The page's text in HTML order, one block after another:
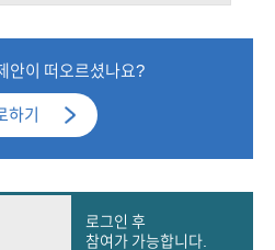
안이 떠오르셨나요?
하기
로그인 후
참여가 가능합니다.